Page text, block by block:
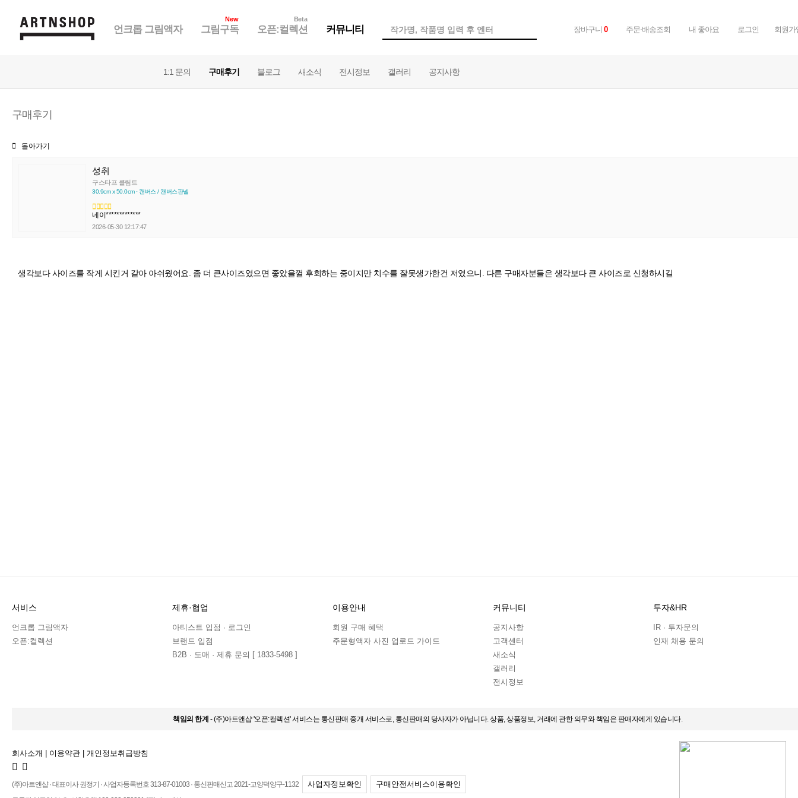
언크롭 그림액자
New
그림구독
Beta
오픈:컬렉션 커뮤니티 장바구니 0 주문·배송조회 내 좋아요 로그인 회원가
1:1 문의 구매후기 블로그 새소식 전시정보 갤러리 공지사항
구매후기
돌아가기
성취
구스타프 클림트
30.9cm x 50.0cm · 캔버스 / 캔버스판넬
네이*************
2026-05-30 12:17:47
생각보다 사이즈를 작게 시킨거 같아 아쉬웠어요. 좀 더 큰사이즈였으면 좋았을껄 후회하는 중이지만 치수를 잘못생가한건 저였으니. 다른 구매자분들은 생각보다 큰 사이즈로 신청하시길
서비스
언크롭 그림액자
오픈:컬렉션
제휴·협업
아티스트 입점 · 로그인
브랜드 입점
B2B · 도매 · 제휴 문의 [ 1833-5498 ]
이용안내
회원 구매 혜택
주문형액자 사진 업로드 가이드
커뮤니티
공지사항
고객센터
새소식
갤러리
전시정보
투자&HR
IR · 투자문의
인재 채용 문의
책임의 한계 - (주)아트앤샵 '오픈:컬렉션' 서비스는 통신판매 중개 서비스로, 통신판매의 당사자가 아닙니다. 상품, 상품정보, 거래에 관한 의무와 책임은 판매자에게 있습니다.
회사소개 이용약관 개인정보취급방침
(주)아트앤샵 · 대표이사 권정기 · 사업자등록번호 313-87-01003 · 통신판매신고 2021-고양덕양구-1132 사업자정보확인 구매안전서비스이용확인